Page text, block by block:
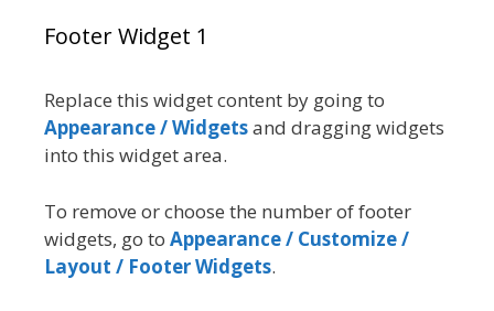
Footer Widget 1
Replace this widget content by going to
Appearance / Widgetsand dragging widgets
into this widget area.
To remove or choose the number of footer
widgets, go to Appearance / Customize /
Layout / Footer Widgets.